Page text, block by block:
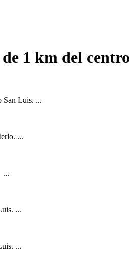
1 km del centro
San Luis. ...
...
...
...
...